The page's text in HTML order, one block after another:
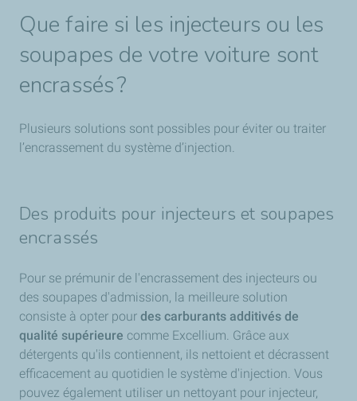
Que faire si les injecteurs ou les
soupapes de votre voiture sont
encrassés ?
Plusieurs solutions sont possibles pour éviter ou traiter
l’encrassement du système d’injection.
Des produits pour injecteurs et soupapes
encrassés
Pour se prémunir de l'encrassement des injecteurs ou
des soupapes d'admission, la meilleure solution
consiste à opter pour des carburants additivés de
qualité supérieure comme Excellium. Grâce aux
détergents qu'ils contiennent, ils nettoient et décrassent
efficacement au quotidien le système d'injection. Vous
pouvez également utiliser un nettoyant pour injecteur,